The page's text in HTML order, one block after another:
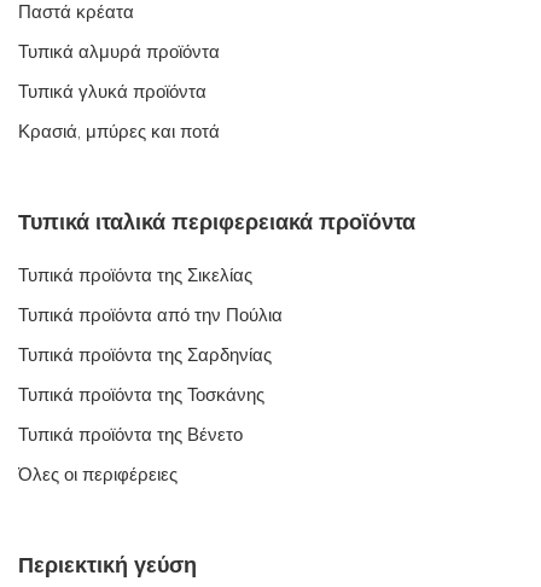
Παστά κρέατα
Τυπικά αλμυρά προϊόντα
Τυπικά γλυκά προϊόντα
Κρασιά, μπύρες και ποτά
Τυπικά ιταλικά περιφερειακά προϊόντα
Τυπικά προϊόντα της Σικελίας
Τυπικά προϊόντα από την Πούλια
Τυπικά προϊόντα της Σαρδηνίας
Τυπικά προϊόντα της Τοσκάνης
Τυπικά προϊόντα της Βένετο
Όλες οι περιφέρειες
Περιεκτική γεύση